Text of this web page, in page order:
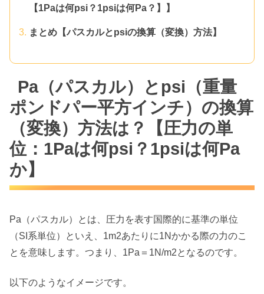
【1Paは何psi？1psiは何Pa？】】
まとめ【パスカルとpsiの換算（変換）方法】
Pa（パスカル）とpsi（重量
ポンドパー平方インチ）の換算
（変換）方法は？【圧力の単
位：1Paは何psi？1psiは何Pa
か】
Pa（パスカル）とは、圧力を表す国際的に基準の単位
（SI系単位）といえ、1m2あたりに1Nかかる際の力のこ
とを意味します。つまり、1Pa＝1N/m2となるのです。
以下のようなイメージです。